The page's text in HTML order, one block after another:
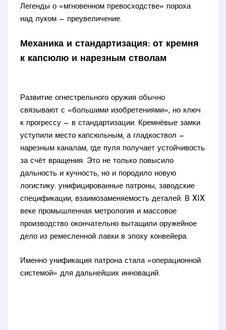
Легенды о «мгновенном превосходстве» пороха
над луком — преувеличение.
Механика и стандартизация: от кремня
к капсюлю и нарезным стволам
Развитие огнестрельного оружия обычно
связывают с «большими изобретениями», но ключ
к прогрессу — в стандартизации. Кремнёвые замки
уступили место капсюльным, а гладкоствол —
нарезным каналам, где пуля получает устойчивость
за счёт вращения. Это не только повысило
дальность и кучность, но и породило новую
логистику: унифицированные патроны, заводские
спецификации, взаимозаменяемость деталей. В XIX
веке промышленная метрология и массовое
производство окончательно вытащили оружейное
дело из ремесленной лавки в эпоху конвейера.
Именно унификация патрона стала «операционной
системой» для дальнейших инноваций.